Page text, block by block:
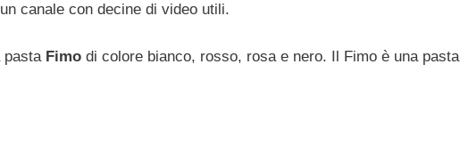
canale con decine di video utili.
Fimodi colore bianco, rosso, rosa e nero. Il Fimo è una pasta